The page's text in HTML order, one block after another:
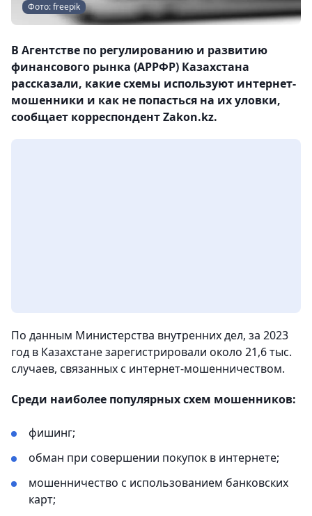
Фото: freepik
В Агентстве по регулированию и развитию
финансового рынка (АРРФР) Казахстана
рассказали, какие схемы используют интернет-
мошенники и как не попасться на их уловки,
сообщает корреспондент Zakon.kz.
По данным Министерства внутренних дел, за 2023
год в Казахстане зарегистрировали около 21,6 тыс.
случаев, связанных с интернет-мошенничеством.
Среди наиболее популярных схем мошенников:
фишинг;
обман при совершении покупок в интернете;
мошенничество с использованием банковских
карт;